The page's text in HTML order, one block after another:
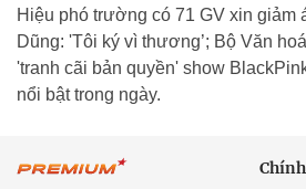
Hiệu phó trường có 71 GV xin giảm
Dũng: 'Tôi ký vì thương’; Bộ Văn
'tranh cãi bản quyền' show
nổi bật trong ngày.